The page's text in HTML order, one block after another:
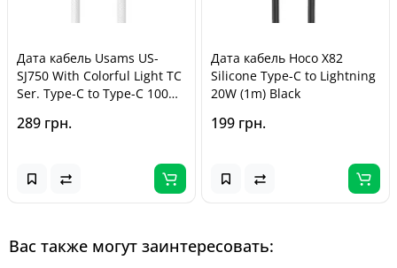
Дата кабель Usams US-
SJ750 With Colorful Light TC
Ser. Type-C to Type-C 100W
289 грн.
Дата кабель Hoco X82
Silicone Type-C to Lightning
20W (1m) Black
199 грн.
Вас также могут заинтересовать: